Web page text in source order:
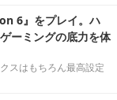
6』をプレイ。ハ
ーミングの底力を体
スはもちろん最高設定